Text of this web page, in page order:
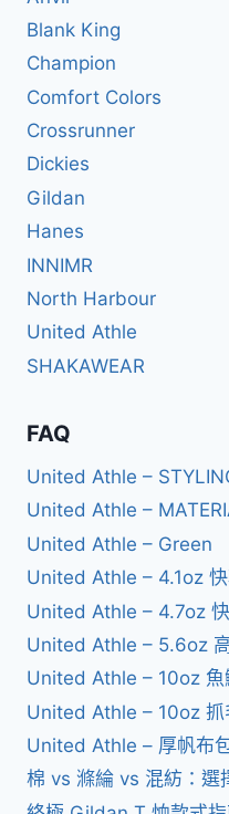
Blank King
Champion
Comfort Colors
Crossrunner
Dickies
Gildan
Hanes
INNIMR
North Harbour
United Athle
SHAKAWEAR
FAQ
United Athle –
United Athle –
United Athle – Green
United Athle – 4.1oz
United Athle – 4.7oz
United Athle – 5.6oz
United Athle – 10oz 魚
United Athle – 10oz 抓
United Athle – 厚帆布
棉 vs 滌綸 vs 混紡：選